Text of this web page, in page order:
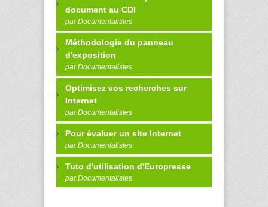
document au CDI
par Documentalistes
Méthodologie du panneau
d'exposition
par Documentalistes
Optimisez vos recherches sur
Internet
par Documentalistes
Pour évaluer un site Internet
par Documentalistes
Tuto d'utilisation d'Europresse
par Documentalistes